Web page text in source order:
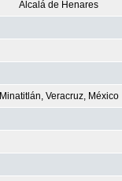
Alcalá de Henares
Minatitlán, Veracruz, México